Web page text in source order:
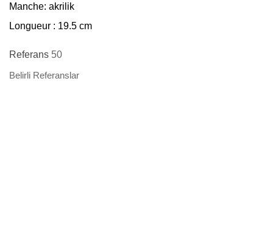
Manche: akrilik
Longueur : 19.5 cm
Referans 50
Belirli Referanslar